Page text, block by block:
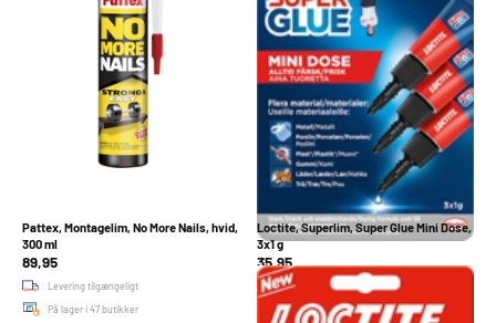
Pattex, Montagelim, No More Nails, hvid,
300 ml
89,95
Levering tilgængeligt
På lager i 47 butikker
Loctite, Superlim, Super Glue Mini Dose,
3x1 g
35,95
Levering tilgængeligt
På lager i 44 butikker